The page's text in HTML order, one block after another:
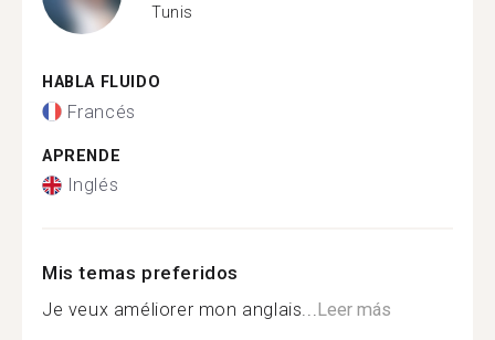
Tunis
HABLA FLUIDO
Francés
APRENDE
Inglés
Mis temas preferidos
Je veux améliorer mon anglais...Leer más